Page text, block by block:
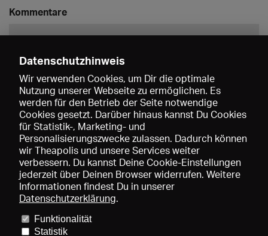
Kommentare
Speichern
Preise und Mitgliedschaften
Datenschutzhinweis
Wir verwenden Cookies, um Dir die optimale
Nutzung unserer Webseite zu ermöglichen. Es
werden für den Betrieb der Seite notwendige
Cookies gesetzt. Darüber hinaus kannst Du Cookies
für Statistik-, Marketing- und
Personalisierungszwecke zulassen. Dadurch können
wir Theapolis und unsere Services weiter
verbessern. Du kannst Deine Cookie-Einstellungen
jederzeit über Deinen Browser widerrufen. Weitere
Informationen findest Du in unserer
Datenschutzerklärung.
Funktionalität
Statistik